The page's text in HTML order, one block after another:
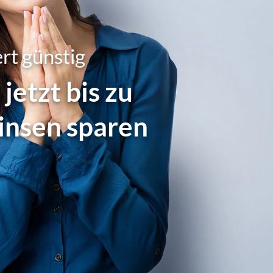
günstig
bis zu
sparen